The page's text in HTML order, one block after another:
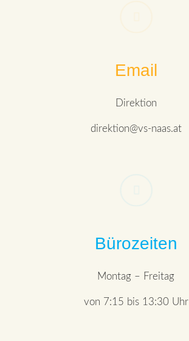
Email
Direktion
direktion@vs-naas.at
Bürozeiten
Montag – Freitag
von 7:15 bis 13:30 Uhr